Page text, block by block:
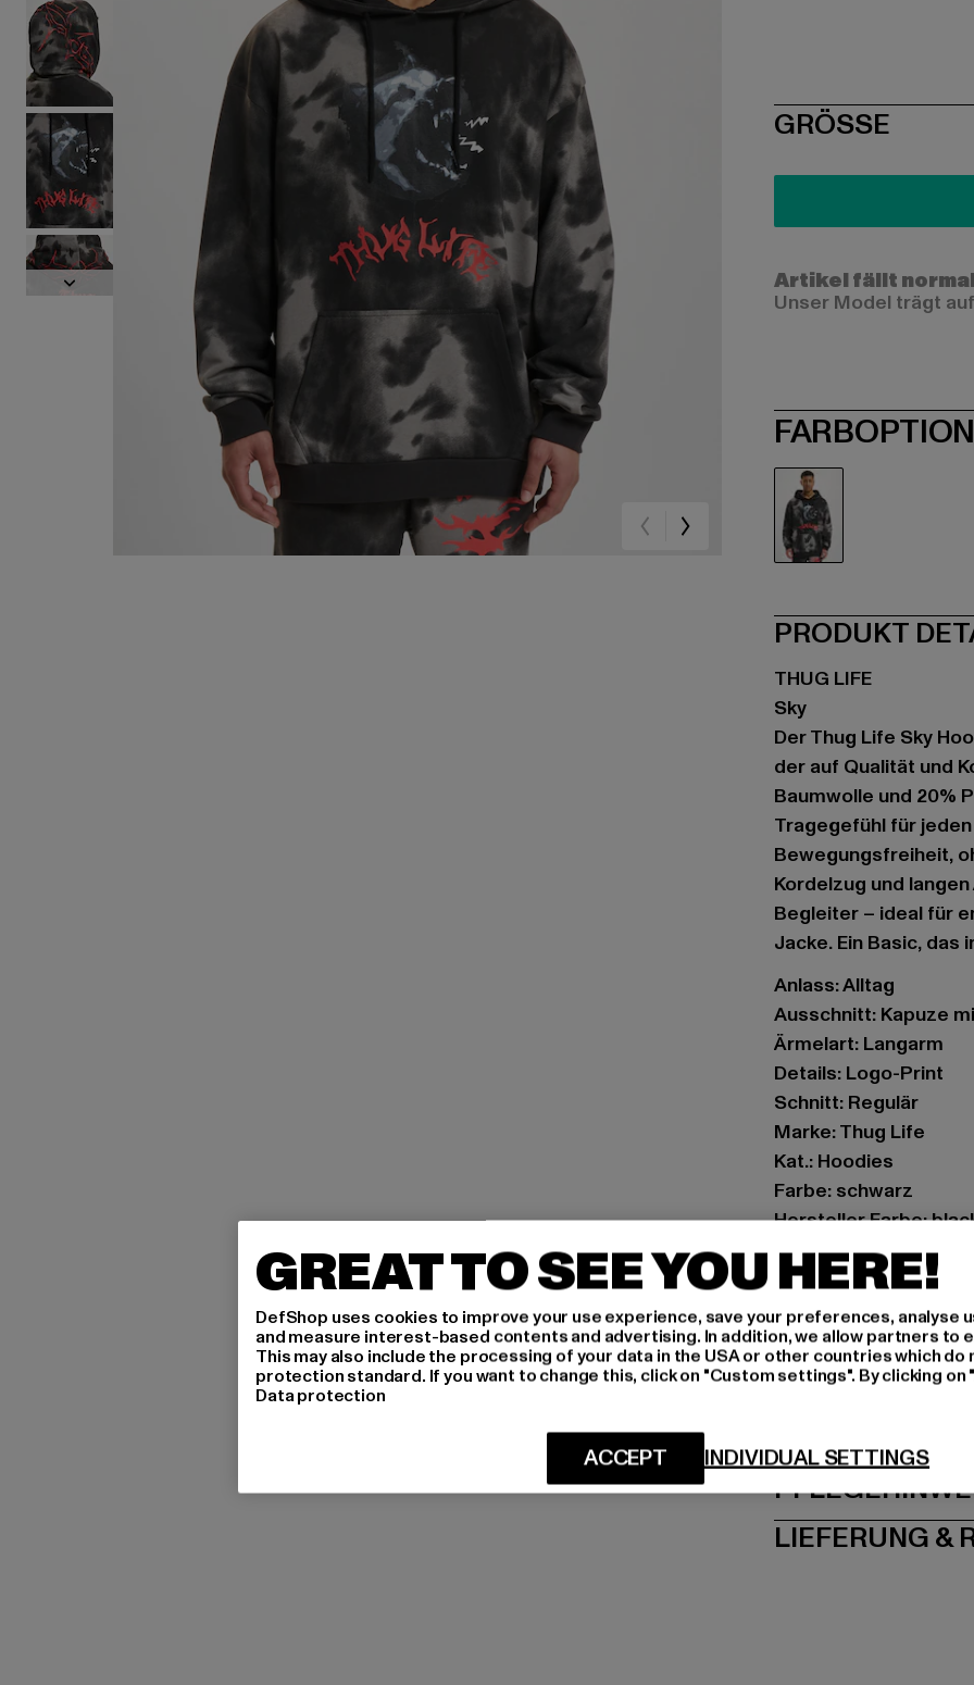
SIZE
GRÖSSE
Artikel fällt
Unser Model trägt
PRODUKT
THUG LIFE
Sky
Der Thug Life Sky
der auf Qualität und
Baumwolle und 20%
Tragegefühl für
Bewegungsfreiheit,
Kordelzug und
Begleiter – ideal für
Jacke. Ein Basic,
Anlass: Alltag
Ausschnitt: Kapuze
Ärmelart: Langarm
Details: Logo-Print
Schnitt: Regulär
Marke: Thug Life
Kat.: Hoodies
Farbe: schwarz
Hersteller Farbe:
Art.Nr: TLHD200-01198
Hersteller: TB
Dr.-Robert-Murjahn-
GRÖSSE
LIEFERUNG &
GREAT TO SEE YOU HERE!
DefShop uses cookies to improve your use experience, save your preferences, analyse
and measure interest-based contents and advertising. In addition, we allow partners to
This may also include the processing of your data in the USA or other countries which do
protection standard. If you want to change this, click on "Custom settings". By clicking
Data protection
INDIVIDUAL SETTINGS
ACCEPT